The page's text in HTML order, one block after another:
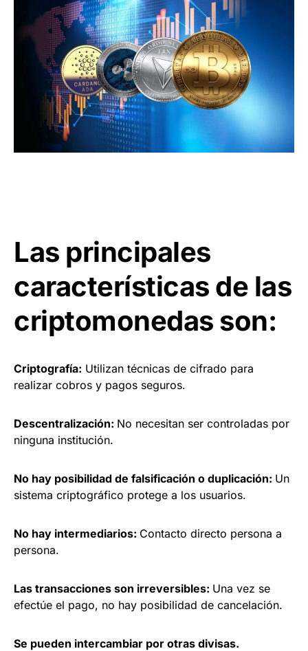
Las principales
características de las
criptomonedas son:
Criptografía: Utilizan técnicas de cifrado para
realizar cobros y pagos seguros.
Descentralización: No necesitan ser controladas por
ninguna institución.
No hay posibilidad de falsificación o duplicación: Un
sistema criptográfico protege a los usuarios.
No hay intermediarios: Contacto directo persona a
persona.
Las transacciones son irreversibles: Una vez se
efectúe el pago, no hay posibilidad de cancelación.
Se pueden intercambiar por otras divisas.